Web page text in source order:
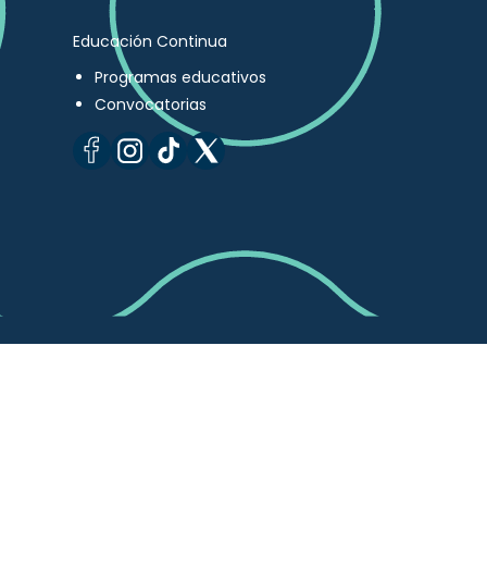
Educación Continua
Programas educativos
Convocatorias